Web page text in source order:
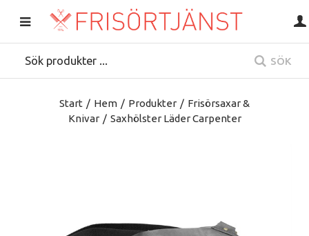
SÖK
Start / Hem / Produkter / Frisörsaxar &
Knivar / Saxhölster Läder Carpenter